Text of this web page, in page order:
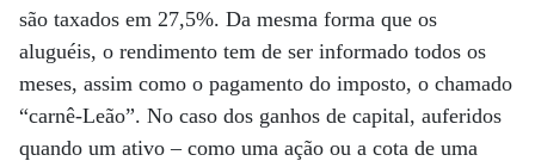
são taxados em 27,5%. Da mesma forma que os
aluguéis, o rendimento tem de ser informado todos os
meses, assim como o pagamento do imposto, o chamado
“carnê-Leão”. No caso dos ganhos de capital, auferidos
quando um ativo – como uma ação ou a cota de uma